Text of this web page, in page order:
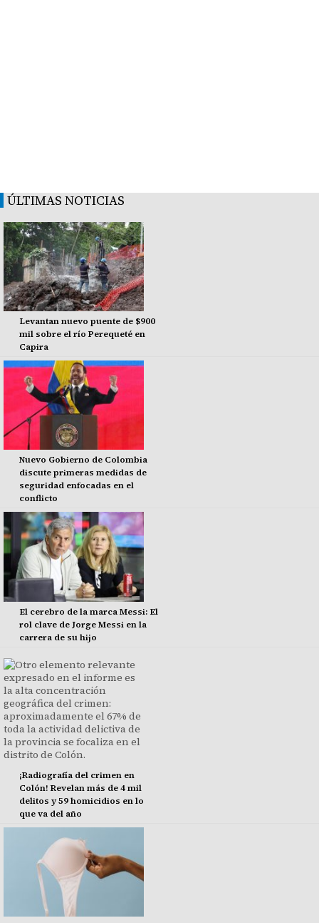
ÚLTIMAS NOTICIAS
Levantan nuevo puente de $900
mil sobre el río Perequeté en
Capira
Nuevo Gobierno de Colombia
discute primeras medidas de
seguridad enfocadas en el
conflicto
El cerebro de la marca Messi: El
rol clave de Jorge Messi en la
carrera de su hijo
¡Radiografía del crimen en
Colón! Revelan más de 4 mil
delitos y 59 homicidios en lo
que va del año